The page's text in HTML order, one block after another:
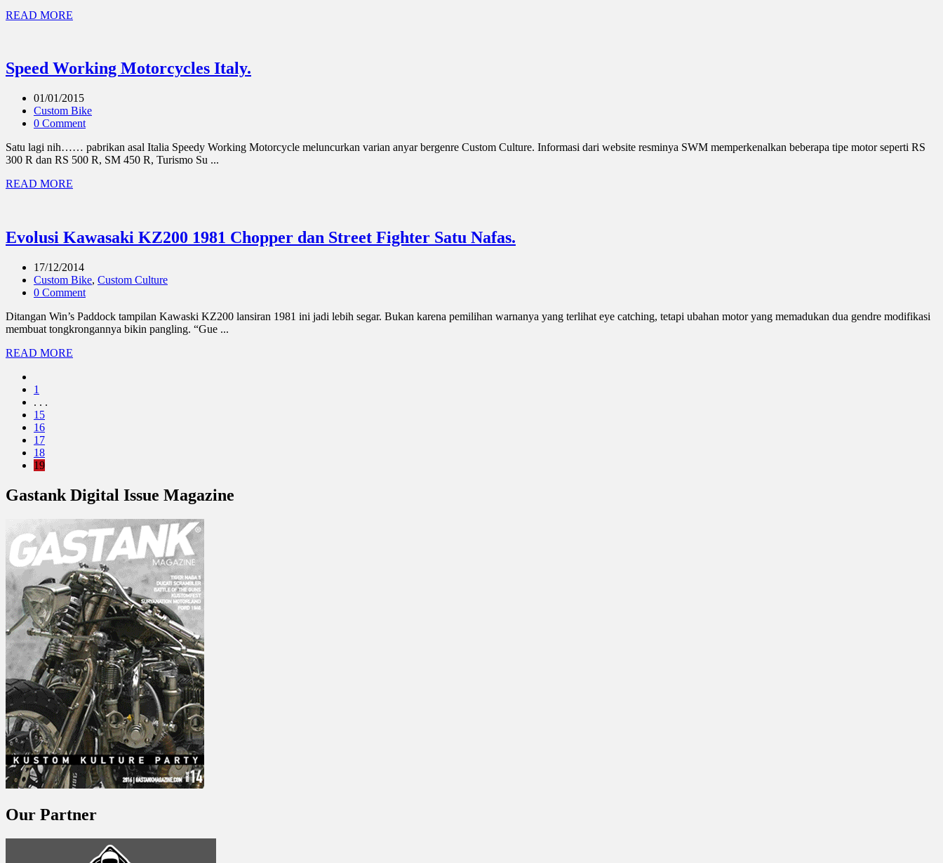
READ MORE
Speed Working Motorcycles Italy.
01/01/2015
Custom Bike
0 Comment
Satu lagi nih…… pabrikan asal Italia Speedy Working Motorcycle meluncurkan varian anyar bergenre Custom Culture. Informasi dari website resminya SWM memperkenalkan beberapa tipe motor seperti RS
300 R dan RS 500 R, SM 450 R, Turismo Su ...
READ MORE
Evolusi Kawasaki KZ200 1981 Chopper dan Street Fighter Satu Nafas.
17/12/2014
Custom Bike, Custom Culture
0 Comment
Ditangan Win’s Paddock tampilan Kawaski KZ200 lansiran 1981 ini jadi lebih segar. Bukan karena pemilihan warnanya yang terlihat eye catching, tetapi ubahan motor yang memadukan dua gendre modifikasi
membuat tongkrongannya bikin pangling. “Gue ...
READ MORE
1
. . .
15
16
17
18
19
Gastank Digital Issue Magazine
Our Partner